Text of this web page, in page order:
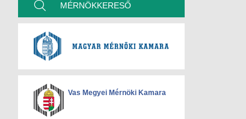
MÉRNÖKKERESŐ
Vas Megyei Mérnöki Kamara